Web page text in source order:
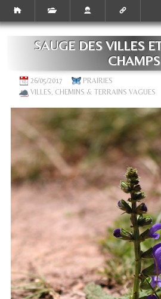
SAUGE DES VILLES
CHAMPS
26/05/2017
PRAIRIES
VILLES, CHEMINS & TERRAINS VAGUES